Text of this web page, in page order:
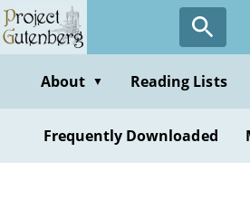
Skip
to
contentAbout ▼ Reading Lists
Frequently Downloaded